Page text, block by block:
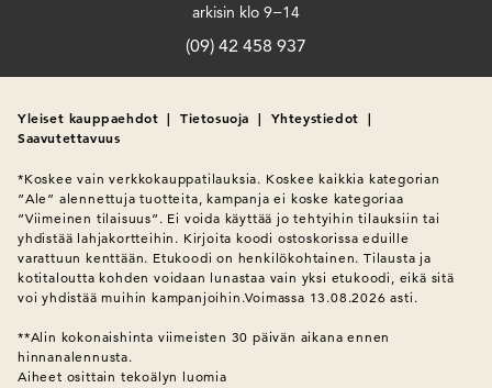
arkisin klo 9−14
(09) 42 458 937
Yleiset kauppaehdot | Tietosuoja | Yhteystiedot |
Saavutettavuus
*Koskee vain verkkokauppatilauksia. Koskee kaikkia kategorian
”Ale” alennettuja tuotteita, kampanja ei koske kategoriaa
”Viimeinen tilaisuus”. Ei voida käyttää jo tehtyihin tilauksiin tai
yhdistää lahjakortteihin. Kirjoita koodi ostoskorissa eduille
varattuun kenttään. Etukoodi on henkilökohtainen. Tilausta ja
kotitaloutta kohden voidaan lunastaa vain yksi etukoodi, eikä sitä
voi yhdistää muihin kampanjoihin.Voimassa 13.08.2026 asti.
**Alin kokonaishinta viimeisten 30 päivän aikana ennen
hinnanalennusta.
Aiheet osittain tekoälyn luomia